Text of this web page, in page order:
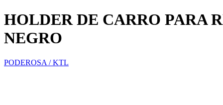
HOLDER DE CARRO PARA
NEGRO
PODEROSA / KTL